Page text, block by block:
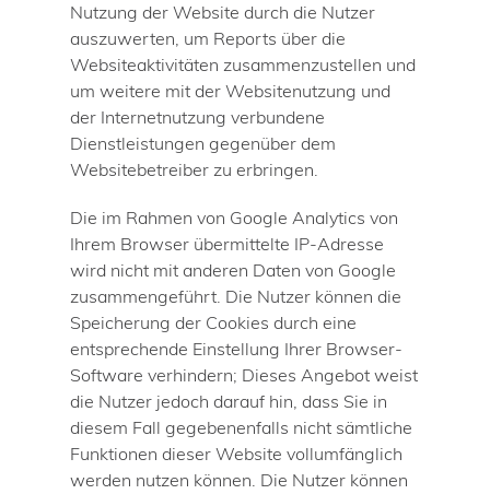
Nutzung der Website durch die Nutzer
auszuwerten, um Reports über die
Websiteaktivitäten zusammenzustellen und
um weitere mit der Websitenutzung und
der Internetnutzung verbundene
Dienstleistungen gegenüber dem
Websitebetreiber zu erbringen.
Die im Rahmen von Google Analytics von
Ihrem Browser übermittelte IP-Adresse
wird nicht mit anderen Daten von Google
zusammengeführt. Die Nutzer können die
Speicherung der Cookies durch eine
entsprechende Einstellung Ihrer Browser-
Software verhindern; Dieses Angebot weist
die Nutzer jedoch darauf hin, dass Sie in
diesem Fall gegebenenfalls nicht sämtliche
Funktionen dieser Website vollumfänglich
werden nutzen können. Die Nutzer können